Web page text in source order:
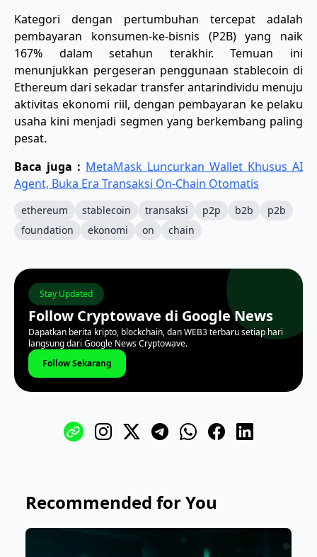
Kategori dengan pertumbuhan tercepat adalah
pembayaran konsumen-ke-bisnis (P2B) yang naik
167% dalam setahun terakhir. Temuan ini
menunjukkan pergeseran penggunaan stablecoin di
Ethereum dari sekadar transfer antarindividu menuju
aktivitas ekonomi riil, dengan pembayaran ke pelaku
usaha kini menjadi segmen yang berkembang paling
pesat.
Baca juga : MetaMask Luncurkan Wallet Khusus AI
Agent, Buka Era Transaksi On-Chain Otomatis
ethereum stablecoin transaksi p2p b2b
p2b
foundation
ekonomi on chain
Stay Updated
Follow Cryptowave di Google News
Dapatkan berita kripto, blockchain, dan WEB3 terbaru setiap hari
langsung dari Google News Cryptowave.
Follow Sekarang
Recommended for You